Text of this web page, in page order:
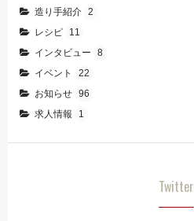
造り手紹介 2
レシピ
11
インタビュー
8
イベント
22
お知らせ 96
求人情報
1
Twitter